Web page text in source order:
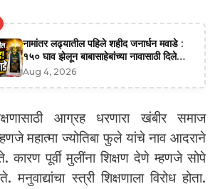
नामांतर लढ्यातील पहिले शहीद जनार्धन मवाडे :
१५० घाव झेलून बाबासाहेबांच्या नावासाठी दिले
बलिदान
Aug 4, 2026
आग्रह धरणारा खंबीर समाज
महात्मा ज्योतिबा फुले यांचे नाव आदराने
कारण पूर्वी मुलींना शिक्षण देणे म्हणजे सोपे
मनुवाद्यांचा स्त्री शिक्षणाला विरोध होता.